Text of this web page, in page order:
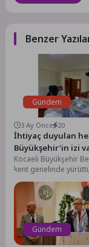
Benzer
Gündem
3 Ay Önce 20
İhtiyaç duyulan
Büyükşehir’in izi
Kocaeli Büyükşehir
kent genelinde
hizmetler
yaşamın önemli
olan ibadethanelere
Gündem